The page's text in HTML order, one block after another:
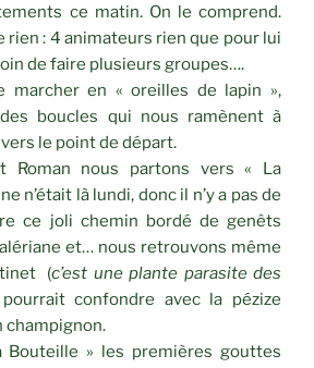
ce matin. On le comprend.
rien : 4 animateurs rien que pour lui
de faire plusieurs groupes….
marcher en « oreilles de lapin »,
boucles qui nous ramènent à
le point de départ.
Roman nous partons vers « La
n’était là lundi, donc il n’y a pas de
ce joli chemin bordé de genêts
et… nous retrouvons même
(c’est une plante parasite des
confondre avec la pézize
champignon.
Bouteille » les premières gouttes